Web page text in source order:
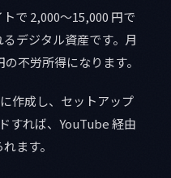
で 2,000〜15,000 円で
デジタル資産です。月
不労所得になります。
作成し、セットアップ
すれば、YouTube 経由
ます。